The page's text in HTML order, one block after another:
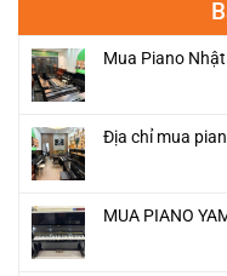
Mua Piano
Địa chỉ mua
MUA PIANO